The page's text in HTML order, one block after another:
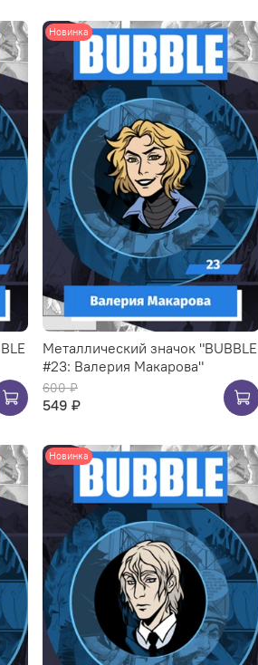
Новинка
Металлический значок "BUBBLE
#23: Валерия Макарова"
600 ₽
549 ₽
Новинка